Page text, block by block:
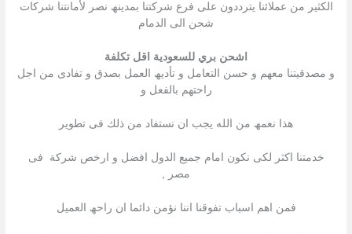
الكثیر من عملائنا یترددون على فرع شركتنا بمدینھ نصر لأمانتنا شركات
شحن الى الدمام
اشحن بري للسعودية اقل تكلفة
و مصدقیتنا معھم و حسن التعامل و تأدیھ العمل بصدق و تفادى من اجل
راحتھم بالفعل و
ھذا نعمھ من الله یجب ان نستفاد من ذلك فى تطویر
خدمتنا اكثر لكى نكون امام جمیع الدول افضل و ارخص شركة فى
مصر ,
فمن اھم اسباب تفوقنا اننا نؤمن دائما ان راحھ العمیل